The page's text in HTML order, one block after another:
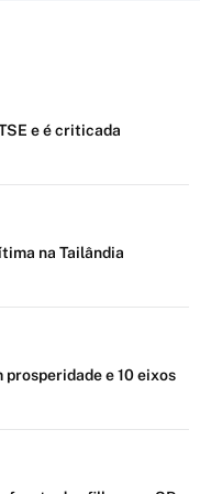
e é criticada
na Tailândia
e 10 eixos